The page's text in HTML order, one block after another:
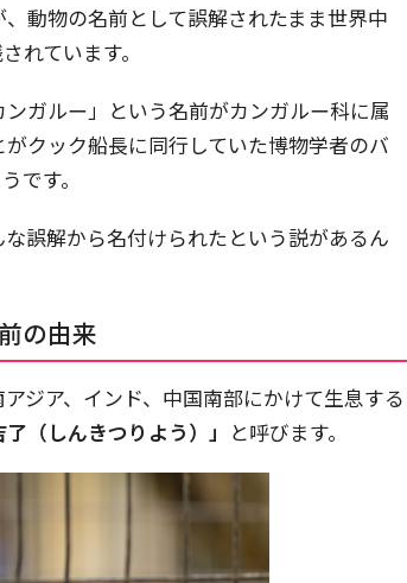
動物の名前として誤解されたまま世界中
れています。
ガルー」という名前がカンガルー科に属
クック船長に同行していた博物学者のバ
です。
誤解から名付けられたという説があるん
の由来
ジア、インド、中国南部にかけて生息する
了（しんきつりよう）」 と呼びます。